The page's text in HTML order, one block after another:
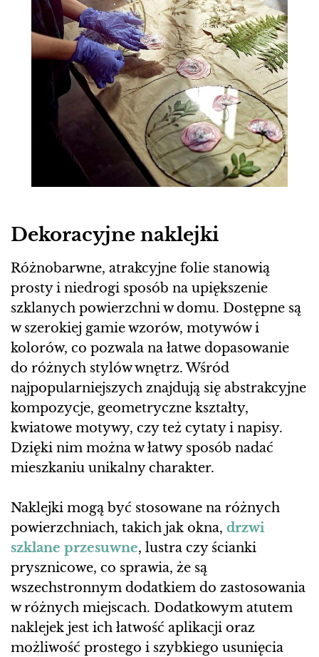
Dekoracyjne naklejki
Różnobarwne, atrakcyjne folie stanowią
prosty i niedrogi sposób na upiększenie
szklanych powierzchni w domu. Dostępne są
w szerokiej gamie wzorów, motywów i
kolorów, co pozwala na łatwe dopasowanie
do różnych stylów wnętrz. Wśród
najpopularniejszych znajdują się abstrakcyjne
kompozycje, geometryczne kształty,
kwiatowe motywy, czy też cytaty i napisy.
Dzięki nim można w łatwy sposób nadać
mieszkaniu unikalny charakter.
Naklejki mogą być stosowane na różnych
powierzchniach, takich jak okna, drzwi
szklane przesuwne, lustra czy ścianki
prysznicowe, co sprawia, że są
wszechstronnym dodatkiem do zastosowania
w różnych miejscach. Dodatkowym atutem
naklejek jest ich łatwość aplikacji oraz
możliwość prostego i szybkiego usunięcia